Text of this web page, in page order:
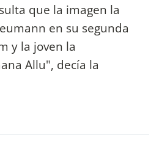
que la imagen la
en su segunda
y la joven la
Allu", decía la